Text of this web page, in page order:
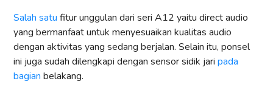
Salah satu fitur unggulan dari seri A12 yaitu direct audio
yang bermanfaat untuk menyesuaikan kualitas audio
dengan aktivitas yang sedang berjalan. Selain itu, ponsel
ini juga sudah dilengkapi dengan sensor sidik jari pada
bagian belakang.